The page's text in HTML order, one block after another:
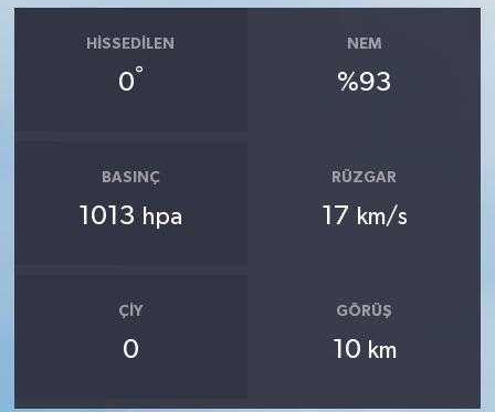
HISSEDILEN
0°
NEM
%93
BASINÇ
1013 hpa
RÜZGAR
17 km/s
ÇIY
0
GÖRÜŞ
10 km